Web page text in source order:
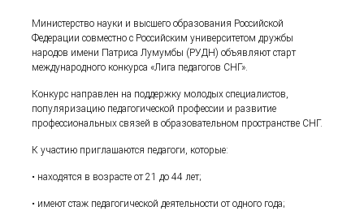
Министерство науки и высшего образования Российской
Федерации совместно с Российским университетом дружбы
народов имени Патриса Лумумбы (РУДН) объявляют старт
международного конкурса «Лига педагогов СНГ».
Конкурс направлен на поддержку молодых специалистов,
популяризацию педагогической профессии и развитие
профессиональных связей в образовательном пространстве СНГ.
К участию приглашаются педагоги, которые:
• находятся в возрасте от 21 до 44 лет;
• имеют стаж педагогической деятельности от одного года;